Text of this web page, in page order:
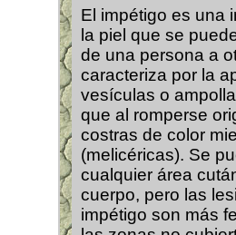
El impétigo es una
la piel que se
de una persona a
caracteriza por la
vesículas o
que al romperse
costras de color
(melicéricas). Se
cualquier área
cuerpo, pero las
impétigo son más